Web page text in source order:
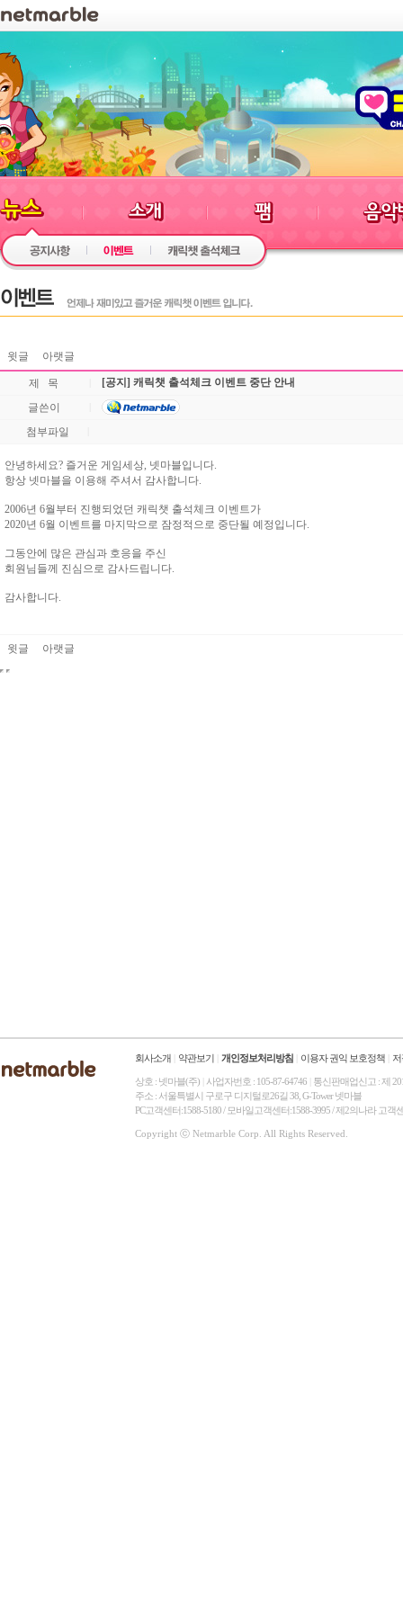
윗글 아랫글
제 목
[공지] 캐릭챗 출석체크 이벤트 중단 안내
글쓴이
첨부파일
안녕하세요? 즐거운 게임세상, 넷마블입니다.
항상 넷마블을 이용해 주셔서 감사합니다.
2006년 6월부터 진행되었던 캐릭챗 출석체크 이벤트가
2020년 6월 이벤트를 마지막으로 잠정적으로 중단될 예정입니다.
그동안에 많은 관심과 호응을 주신
회원님들께 진심으로 감사드립니다.
감사합니다.
윗글 아랫글
회사소개 약관보기 개인정보처리방침 이용자 권익 보호정책
상호 : 넷마블(주) 사업자번호 : 105-87-64746
통신판매업신고 : 제
주소 : 서울특별시 구로구 디지털로26길 38, G-Tower 넷마블
PC고객센터:1588-5180 / 모바일고객센터:1588-3995 / 제2의나라 고
Copyright ⓒ Netmarble Corp. All Rights Reserved.